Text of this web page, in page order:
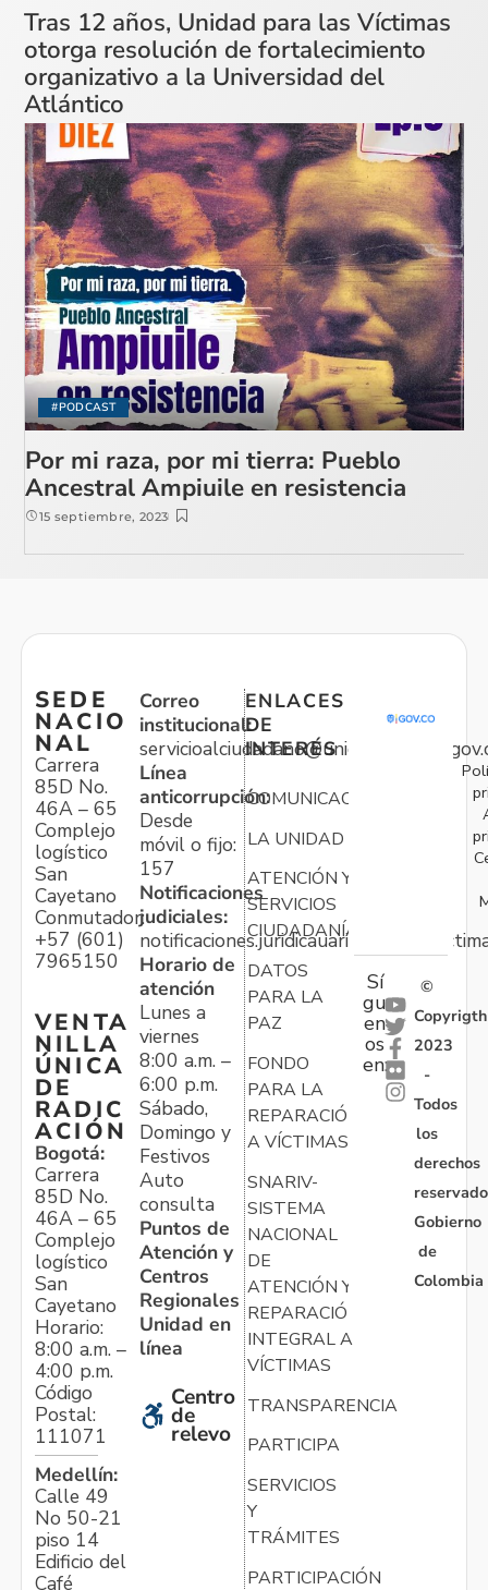
Tras 12 años, Unidad para las Víctimas
otorga resolución de fortalecimiento
organizativo a la Universidad del
Atlántico
#PODCAST
Por mi raza, por mi tierra: Pueblo
Ancestral Ampiuile en resistencia
15 septiembre, 2023
SEDE
NACIO
NAL
Carrera
85D No.
46A – 65
Complejo
logístico
San
Cayetano
Conmutador:
+57 (601)
7965150
VENTA
NILLA
ÚNICA
DE
RADIC
ACIÓN
Bogotá:
Carrera
85D No.
46A – 65
Complejo
logístico
San
Cayetano
Horario:
8:00 a.m. –
4:00 p.m.
Código
Postal:
111071
Medellín:
Calle 49
No 50-21
piso 14
Edificio del
Café
Correo
institucional:
Línea
anticorrupción:
Desde
móvil o fijo:
157
Notificaciones
judiciales:
Horario de
atención
Lunes a
viernes
8:00 a.m. –
6:00 p.m.
Sábado,
Domingo y
Festivos
Auto
consulta
Puntos de
Atención y
Centros
Regionales
Unidad en
línea
Centro
de
relevo
ENLACES
DE
INTERÉS
COMUNICACIONES
LA UNIDAD
ATENCIÓN Y
SERVICIOS
CIUDADANÍA
DATOS
PARA LA
PAZ
FONDO
PARA LA
REPARACIÓN
A VÍCTIMAS
SNARIV-
SISTEMA
NACIONAL
DE
ATENCIÓN Y
REPARACIÓN
INTEGRAL A
VÍCTIMAS
TRANSPARENCIA
PARTICIPA
SERVICIOS
Y
TRÁMITES
PARTICIPACIÓN
Sí
gu
en
os
en:
©
Copyrigth
2023
-
Todos
los
derechos
Gobierno
de
Colombia